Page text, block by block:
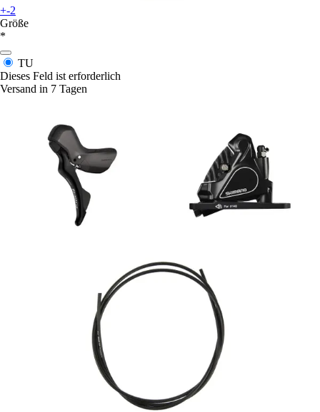
+-2
Größe
*
TU
Dieses Feld ist erforderlich
Versand in 7 Tagen